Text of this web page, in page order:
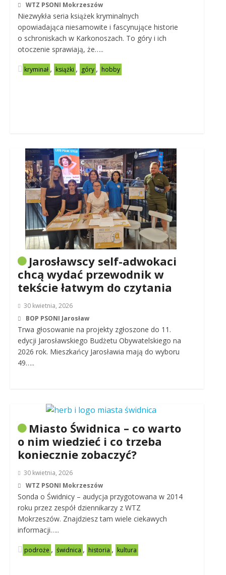
WTZ PSONI Mokrzeszów
Niezwykła seria książek kryminalnych
opowiadająca niesamowite i fascynujące historie
o schroniskach w Karkonoszach. To góry i ich
otoczenie sprawiają, że…..
kryminał , książki , góry , hobby
Jarosławscy self-adwokaci
chcą wydać przewodnik w
tekście łatwym do czytania
30 kwietnia, 2026
BOP PSONI Jarosław
Trwa głosowanie na projekty zgłoszone do 11.
edycji Jarosławskiego Budżetu Obywatelskiego na
2026 rok. Mieszkańcy Jarosławia mają do wyboru
49…..
Miasto Świdnica – co warto
o nim wiedzieć i co trzeba
koniecznie zobaczyć?
30 kwietnia, 2026
WTZ PSONI Mokrzeszów
Sonda o Świdnicy – audycja przygotowana w 2014
roku przez zespół dziennikarzy z WTZ
Mokrzeszów. Znajdziesz tam wiele ciekawych
informacji…..
podroże , świdnica , historia , kultura